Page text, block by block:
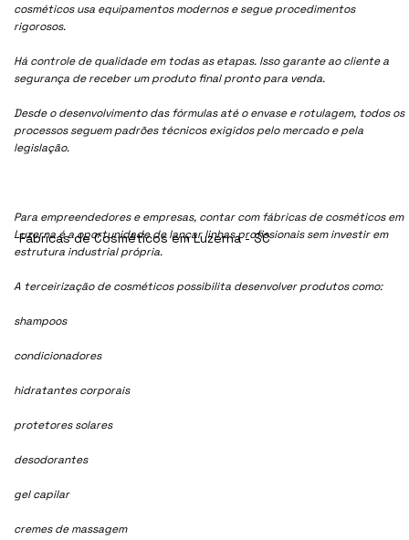
cosméticos usa equipamentos modernos e segue procedimentos
rigorosos.
Há controle de qualidade em todas as etapas. Isso garante ao cliente a
segurança de receber um produto final pronto para venda.
Desde o desenvolvimento das fórmulas até o envase e rotulagem, todos os
processos seguem padrões técnicos exigidos pelo mercado e pela
legislação.
Para empreendedores e empresas, contar com fábricas de cosméticos em
Luzerna é a oportunidade de lançar linhas profissionais sem investir em
estrutura industrial própria.
A terceirização de cosméticos possibilita desenvolver produtos como:
shampoos
condicionadores
hidratantes corporais
protetores solares
desodorantes
gel capilar
cremes de massagem
Fábricas de Cosméticos em Luzerna - SC